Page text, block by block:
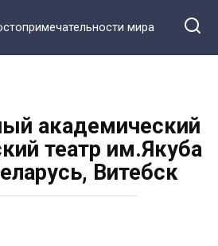
мира
академический
театр им.Якуба
Витебск